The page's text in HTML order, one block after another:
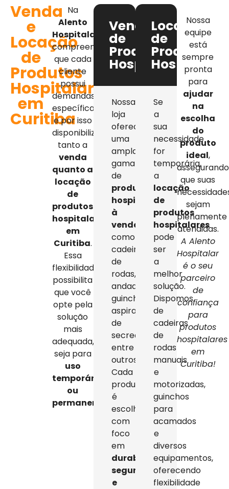
Venda
e
Locação
de
Produtos
Hospitalares
em
Curitiba
Na
Alento
Hospitalar
compreendemos
que cada
cliente
possui
demandas
específicas,
e por isso
disponibilizamos
tanto a
venda
quanto a
locação
de
produtos
hospitalares
em
Curitiba.
Essa
flexibilidade
possibilita
que você
opte pela
solução
mais
adequada,
seja para
uso
temporário
ou
permanente
Venda
de
Produtos
Hospitalares
Nossa
loja
oferece
uma
ampla
gama
de
produtos
hospitalares
à
venda
como
cadeiras
de
rodas,
andadores,
guinchos,
aspiradores
de
secreção,
entre
outros.
Cada
produto
é
escolhido
com
foco
em
durabilidade,
segurança
e
Locação
de
Produtos
Se
a
sua
necessidade
for
temporária,
a
locação
de
produtos
hospitalares
pode
ser
a
melhor
solução.
Dispomos
de
cadeiras
de
rodas
manuais
e
motorizadas,
guinchos
para
acamados
e
diversos
equipamentos,
oferecendo
flexibilidade
Nossa
equipe
está
sempre
pronta
para
ajudar
na
escolha
do
produto
ideal,
assegurando
que suas
sejam
plenamente
atendidas.
A Alento
Hospitalar
é o seu
parceiro
de
confiança
para
produtos
hospitalares
em
Curitiba!